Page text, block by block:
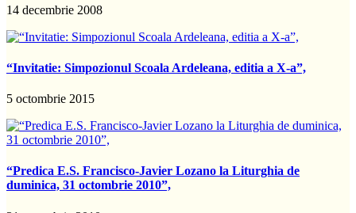
14 decembrie 2008
“Invitatie: Simpozionul Scoala Ardeleana, editia a X-a”,
5 octombrie 2015
“Predica E.S. Francisco-Javier Lozano la Liturghia de
duminica, 31 octombrie 2010”,